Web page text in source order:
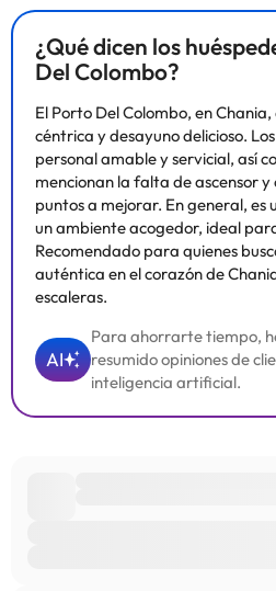
huéspedes tienen asegurada una
disfrutar.
Algunos de los servicios detallados
consultar sus tarifas directamente
información de esta ficha está
alojamiento. Si tienes dudas,
¿Qué dicen los
Del Colombo?
El Porto Del Colombo, en
céntrica y desayuno delicioso.
personal amable y servicial, así
mencionan la falta de ascensor y
puntos a mejorar. En general, es
un ambiente acogedor, ideal
Recomendado para quienes
auténtica en el corazón de
escaleras.
AI
Para ahorrarte tiempo,
resumido opiniones de
inteligencia artificial.